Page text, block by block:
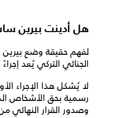
هل أدينت بيرين
لفهم حقيقة وضع بيرين
الجنائي التركي يُعد
لا يُشكل هذا الإجراء
رسمية بحق الأشخاص
وصدور القرار النهائي